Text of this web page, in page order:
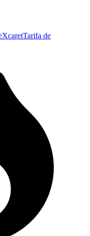
XcaretTarifa de